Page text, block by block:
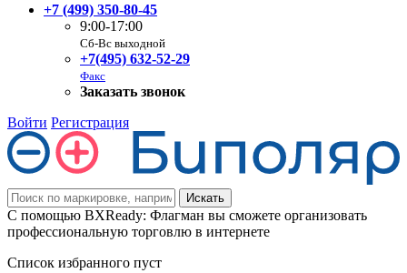
+7 (499) 350-80-45
9:00-17:00
Сб-Вс выходной
+7(495) 632-52-29
Факс
Заказать звонок
Войти Регистрация
С помощью BXReady: Флагман вы сможете организовать
профессиональную торговлю в интернете
Список избранного пуст